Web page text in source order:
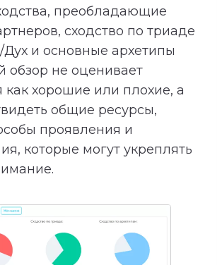
преобладающие
сходство по триаде
и основные архетипы
обзор не оценивает
хорошие или плохие, а
общие ресурсы,
проявления и
которые могут укреплять